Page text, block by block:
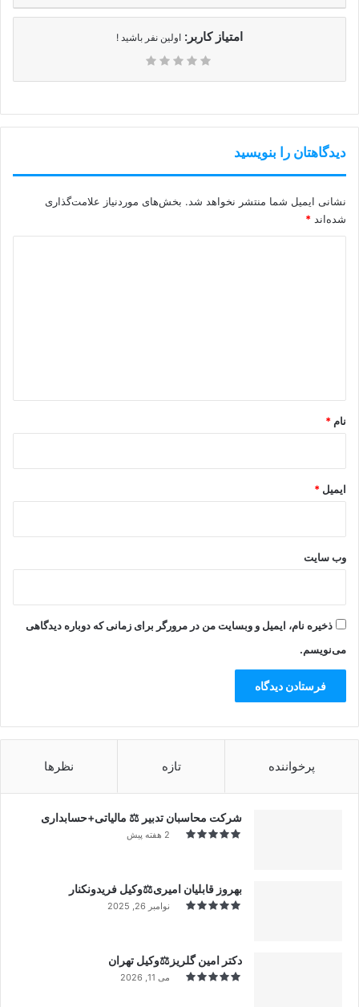
امتیاز کاربر: اولین نفر باشید !
دیدگاهتان را بنویسید
نشانی ایمیل شما منتشر نخواهد شد. بخش‌های موردنیاز علامت‌گذاری
شده‌اند *
نام *
ایمیل *
وب‌ سایت
ذخیره نام، ایمیل و وبسایت من در مرورگر برای زمانی که دوباره دیدگاهی
می‌نویسم.
پرخواننده تازه نظرها
شرکت محاسبان تدبیر ⚖️ مالیاتی+حسابداری
2 هفته پیش
بهروز قابلیان امیری⚖️وکیل فریدونکنار
نوامبر 26, 2025
دکتر امین گلریز⚖️وکیل تهران
می 11, 2026